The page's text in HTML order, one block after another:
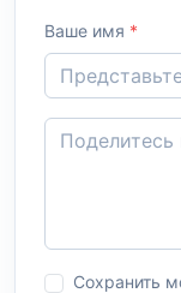
Ваше имя *
Сохранить